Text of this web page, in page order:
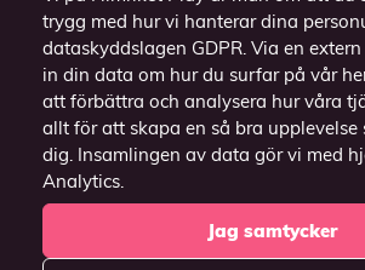
trygg med hur vi hanterar dina
dataskyddslagen GDPR. Via en
in din data om hur du surfar på vår
att förbättra och analysera hur våra
allt för att skapa en så bra
dig. Insamlingen av data gör vi med
Analytics.
Jag samtycker